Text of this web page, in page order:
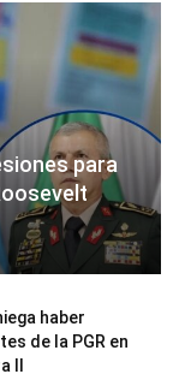
para
haber
de la PGR en
II